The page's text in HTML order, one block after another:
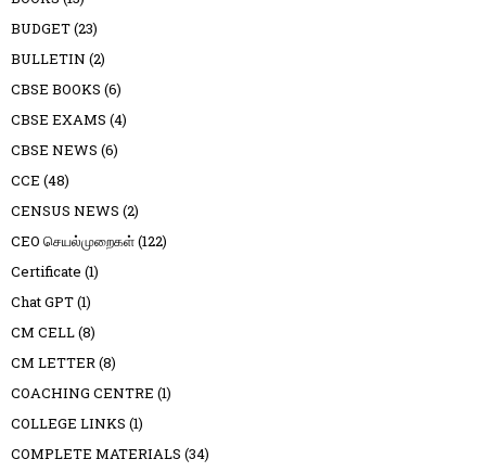
BUDGET(23)
BULLETIN (2)
CBSE BOOKS (6)
CBSE EXAMS (4)
CBSE NEWS (6)
CCE (48)
CENSUS NEWS (2)
CEO செயல்முறைகள்(122)
Certificate (1)
Chat GPT(1)
CM CELL(8)
CM LETTER(8)
COACHING CENTRE (1)
COLLEGE LINKS (1)
COMPLETE MATERIALS (34)